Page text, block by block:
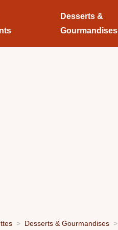
Desserts &
Gourmandises
Desserts & Gourmandises